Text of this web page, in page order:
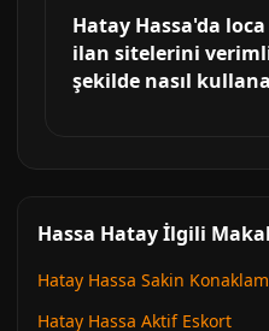
Hatay Hassa'da
ilan sitelerini
şekilde nasıl
Hassa Hatay İlgili
Hatay Hassa Sakin
Hatay Hassa Aktif Eskort